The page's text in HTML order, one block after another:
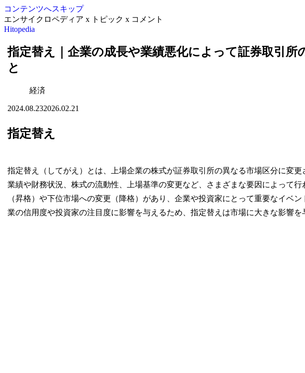
コンテンツへスキップ
エンサイクロペディア x トピック x コメント
Hitopedia
指定替え｜企業の成長や業績悪化によって証券取引所
と
経済
2024.08.232026.02.21
指定替え
指定替え（してがえ）とは、上場企業の株式が証券取引所の異なる市場区分に変
業績や財務状況、株式の流動性、上場基準の変更など、さまざまな要因によって
（昇格）や下位市場への変更（降格）があり、企業や投資家にとって重要なイベ
業の信用度や投資家の注目度に影響を与えるため、指定替えは市場に大きな影響を